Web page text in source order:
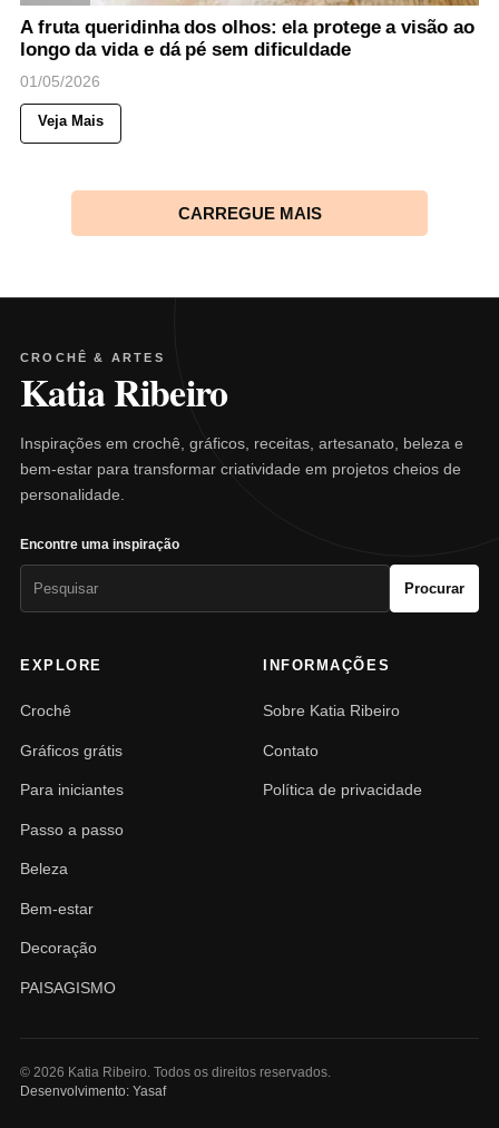
A fruta queridinha dos olhos: ela protege a visão ao
longo da vida e dá pé sem dificuldade
01/05/2026
Veja Mais
CARREGUE MAIS
CROCHÊ & ARTES
Katia Ribeiro
Inspirações em crochê, gráficos, receitas, artesanato, beleza e
bem-estar para transformar criatividade em projetos cheios de
personalidade.
Encontre uma inspiração
Procurar
EXPLORE
Crochê
Gráficos grátis
Para iniciantes
Passo a passo
Beleza
Bem-estar
Decoração
PAISAGISMO
INFORMAÇÕES
Sobre Katia Ribeiro
Contato
Política de privacidade
© 2026 Katia Ribeiro. Todos os direitos reservados.
Desenvolvimento: Yasaf